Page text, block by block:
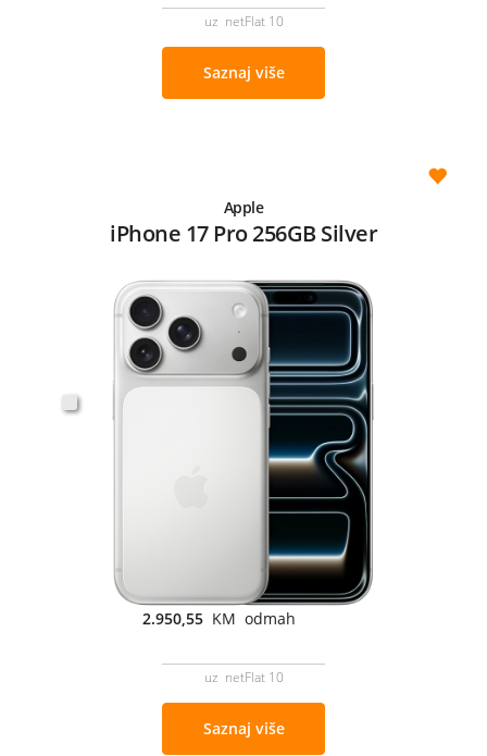
uz netFlat 10
Saznaj više
Apple
iPhone 17 Pro 256GB Silver
2.950,55 KM odmah
uz netFlat 10
Saznaj više